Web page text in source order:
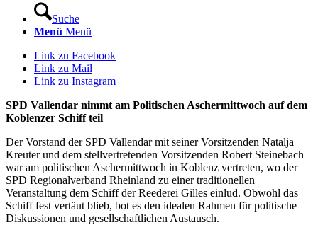
Suche
Menü Menü
Link zu Facebook
Link zu Mail
Link zu Instagram
SPD Vallendar nimmt am Politischen Aschermittwoch auf dem
Koblenzer Schiff teil
Der Vorstand der SPD Vallendar mit seiner Vorsitzenden Natalja
Kreuter und dem stellvertretenden Vorsitzenden Robert Steinebach
war am politischen Aschermittwoch in Koblenz vertreten, wo der
SPD Regionalverband Rheinland zu einer traditionellen
Veranstaltung dem Schiff der Reederei Gilles einlud. Obwohl das
Schiff fest vertäut blieb, bot es den idealen Rahmen für politische
Diskussionen und gesellschaftlichen Austausch.